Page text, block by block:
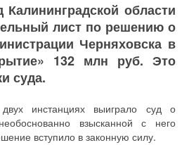
области
лист по решению о
Черняховска в
132 млн руб. Это
суда.
инстанциях выиграло суд о
взысканной с него
вступило в законную силу.